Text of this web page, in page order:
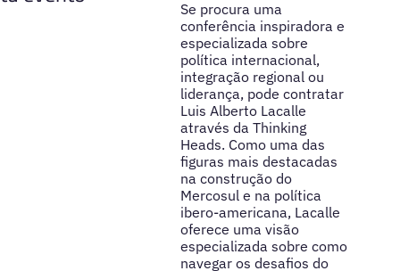
Se procura uma
conferência inspiradora e
especializada sobre
política internacional,
integração regional ou
liderança, pode contratar
Luis Alberto Lacalle
através da Thinking
Heads. Como uma das
figuras mais destacadas
na construção do
Mercosul e na política
ibero-americana, Lacalle
oferece uma visão
especializada sobre como
navegar os desafios do